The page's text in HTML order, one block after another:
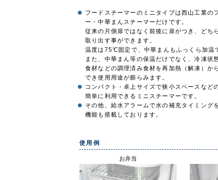
フードスチーマーのミニタイプは西山工業の
ー・中華まんスチーマーだけです。
従来の片側扉ではなく前後に扉がつき、どち
取り出す事ができます。
温度は75℃固定で、中華まんもふっくら加温
また、中華まん等の保温だけでなく、冷凍状
食材などの調理済み食材を再加熱（解凍）か
でき使用用途が膨らみます。
コンパクト・卓上サイズで狭小スペースなど
簡単に利用できるミニスチーマーです。
その他、給水アラームで水の補充タイミング
機能も搭載しております。
使用例
お弁当